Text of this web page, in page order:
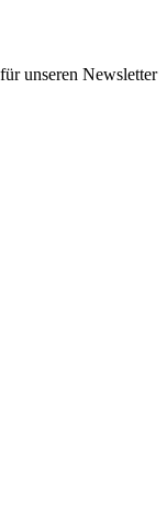
unseren Newsletter